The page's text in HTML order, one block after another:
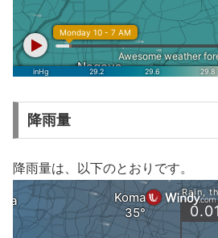
降雨量
降雨量は、以下のとおりです。